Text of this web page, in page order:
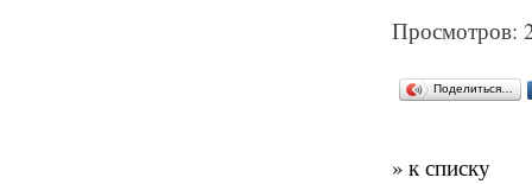
Просмотров:
Поделиться…
» к списку